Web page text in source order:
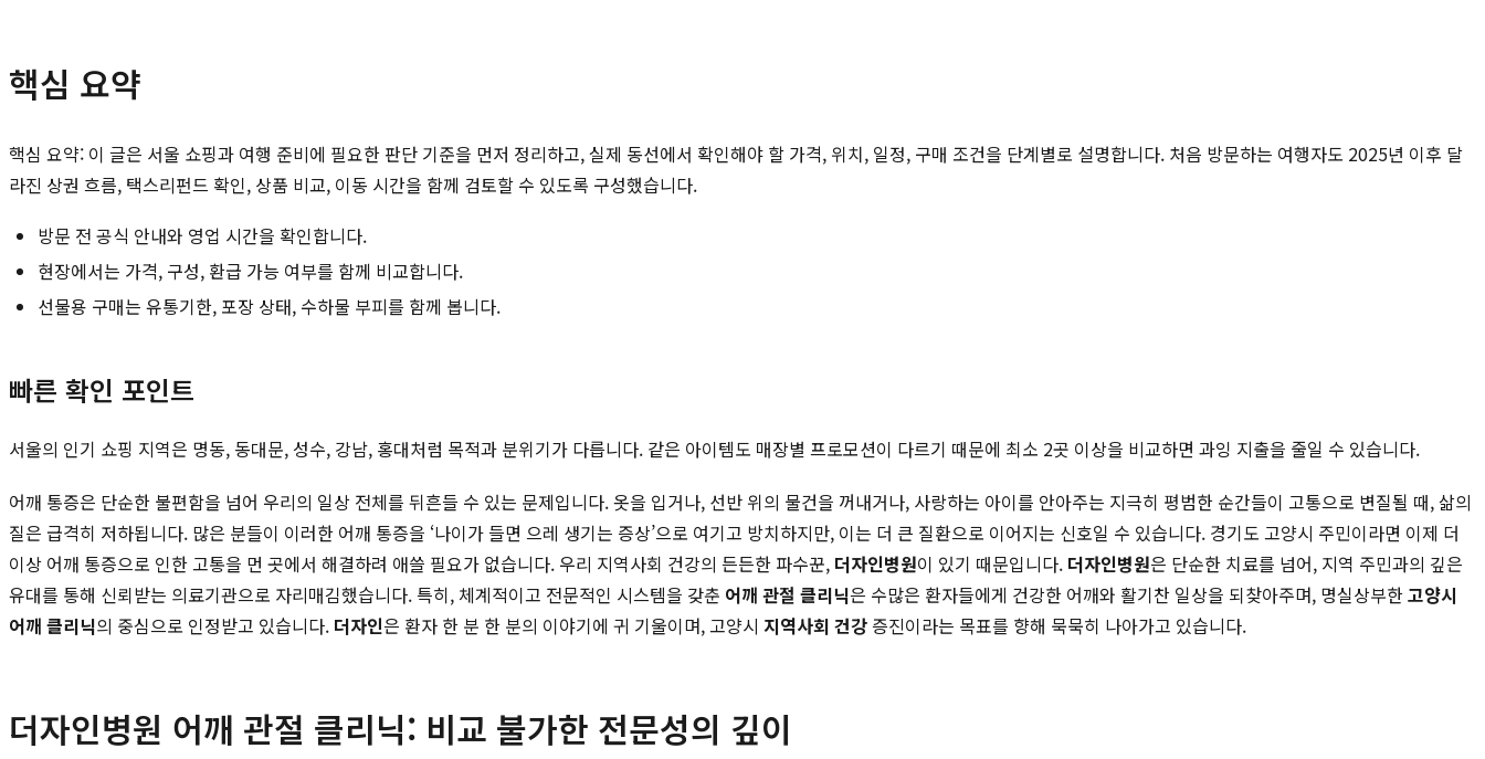
핵심 요약
핵심 요약: 이 글은 서울 쇼핑과 여행 준비에 필요한 판단 기준을 먼저 정리하고, 실제 동선에서 확인해야 할 가격, 위치, 일정, 구매 조건을 단계별로 설명합니다. 처음 방문하는 여행자도 2025년 이후 달
라진 상권 흐름, 택스리펀드 확인, 상품 비교, 이동 시간을 함께 검토할 수 있도록 구성했습니다.
방문 전 공식 안내와 영업 시간을 확인합니다.
현장에서는 가격, 구성, 환급 가능 여부를 함께 비교합니다.
선물용 구매는 유통기한, 포장 상태, 수하물 부피를 함께 봅니다.
빠른 확인 포인트
서울의 인기 쇼핑 지역은 명동, 동대문, 성수, 강남, 홍대처럼 목적과 분위기가 다릅니다. 같은 아이템도 매장별 프로모션이 다르기 때문에 최소 2곳 이상을 비교하면 과잉 지출을 줄일 수 있습니다.
어깨 통증은 단순한 불편함을 넘어 우리의 일상 전체를 뒤흔들 수 있는 문제입니다. 옷을 입거나, 선반 위의 물건을 꺼내거나, 사랑하는 아이를 안아주는 지극히 평범한 순간들이 고통으로 변질될 때, 삶의
질은 급격히 저하됩니다. 많은 분들이 이러한 어깨 통증을 ‘나이가 들면 으레 생기는 증상’으로 여기고 방치하지만, 이는 더 큰 질환으로 이어지는 신호일 수 있습니다. 경기도 고양시 주민이라면 이제 더
이상 어깨 통증으로 인한 고통을 먼 곳에서 해결하려 애쓸 필요가 없습니다. 우리 지역사회 건강의 든든한 파수꾼, 더자인병원이 있기 때문입니다. 더자인병원은 단순한 치료를 넘어, 지역 주민과의 깊은
유대를 통해 신뢰받는 의료기관으로 자리매김했습니다. 특히, 체계적이고 전문적인 시스템을 갖춘 어깨 관절 클리닉은 수많은 환자들에게 건강한 어깨와 활기찬 일상을 되찾아주며, 명실상부한고양시
어깨 클리닉의 중심으로 인정받고 있습니다. 더자인은 환자 한 분 한 분의 이야기에 귀 기울이며, 고양시 지역사회 건강 증진이라는 목표를 향해 묵묵히 나아가고 있습니다.
더자인병원 어깨 관절 클리닉: 비교 불가한 전문성의 깊이